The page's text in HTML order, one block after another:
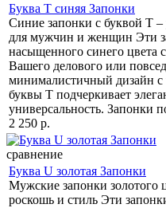
Буква T синяя Запонки
Синие запонки с буквой Т
для мужчин и женщин Эти
насыщенного синего цвета
Вашего делового или
минималистичный дизайн с
буквы Т подчеркивает
универсальность. Запонки
2 250 р.
сравнение
Буква U золотая Запонки
Мужские запонки золотого
роскошь и стиль Эти